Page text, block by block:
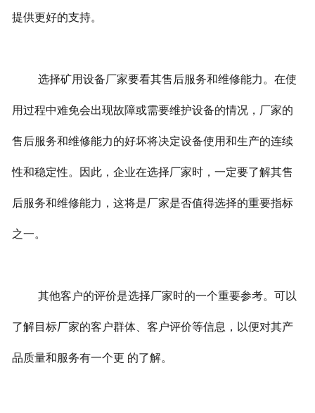
提供更好的支持。
选择矿用设备厂家要看其售后服务和维修能力。在使
用过程中难免会出现故障或需要维护设备的情况，厂家的
售后服务和维修能力的好坏将决定设备使用和生产的连续
性和稳定性。因此，企业在选择厂家时，一定要了解其售
后服务和维修能力，这将是厂家是否值得选择的重要指标
之一。
其他客户的评价是选择厂家时的一个重要参考。可以
了解目标厂家的客户群体、客户评价等信息，以便对其产
品质量和服务有一个更 的了解。